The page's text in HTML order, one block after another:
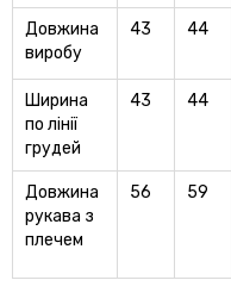
Довжина
виробу
43 44
Ширина
по лiнiї
грудей
43 44
Довжина
рукава з
плечем
56 59